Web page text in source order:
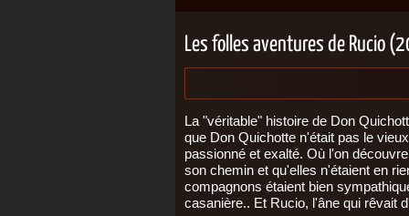
Les folles aventures de Rucio
La "véritable" histoire de Don
que Don Quichotte n'était pas le
passionné et exalté. Où l'on
son chemin et qu'elles n'étaient en
compagnons étaient bien
casanière.. Et Rucio, l'âne qui rêvait